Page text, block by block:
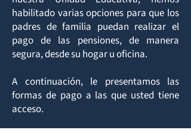
habilitado varias opciones para que los
padres de familia puedan realizar el
pago de las pensiones, de manera
segura, desde su hogar u oficina.
A continuación, le presentamos las
formas de pago a las que usted tiene
acceso.